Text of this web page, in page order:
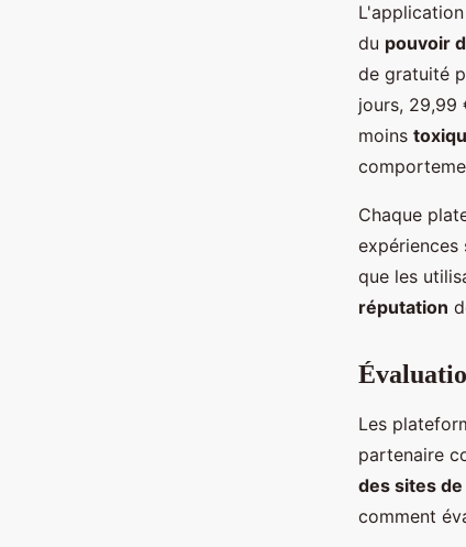
L'application
du pouvoir
de gratuité
jours, 29,99
moins
Chaque
expériences
que les
réputation
Les
partenaire
des sites
comment